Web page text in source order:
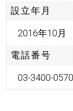
設立年月
2016年10月
電話番号
03-3400-0570